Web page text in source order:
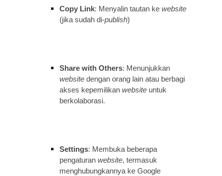
Copy Link: Menyalin tautan kewebsite
(jika sudah di-publish)
Share with Others: Menunjukkan
website dengan orang lain atau berbagi
akses kepemilikanwebsite untuk
berkolaborasi.
Settings: Membuka beberapa
pengaturanwebsite, termasuk
menghubungkannya ke Google